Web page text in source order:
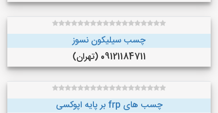
چسب سیلیکون نسوز
09121184711 (تهران)
چسب های frp بر پایه اپوکسی